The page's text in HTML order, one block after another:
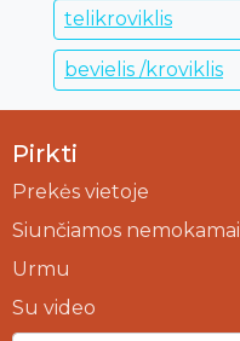
telikroviklis
bevielis /kroviklis
Pirkti
Prekės vietoje
Siunčiamos nemokamai
Urmu
Su video